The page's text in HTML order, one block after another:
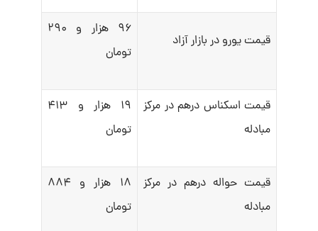
قیمت یورو در بازار آزاد
۹۶ هزار و ۲۹۰
تومان
قیمت اسکناس درهم در مرکز
مبادله
۱۹ هزار و ۴۱۳
تومان
قیمت حواله درهم در مرکز
مبادله
۱۸ هزار و ۸۸۴
تومان